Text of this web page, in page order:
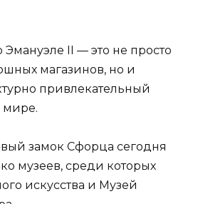
Эмануэле II — это не просто
магазинов, но и
привлекательный
мире.
замок Сфорца сегодня
музеев, среди которых
искусства и Музей